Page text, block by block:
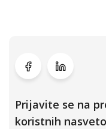
Prijavite se na
koristnih